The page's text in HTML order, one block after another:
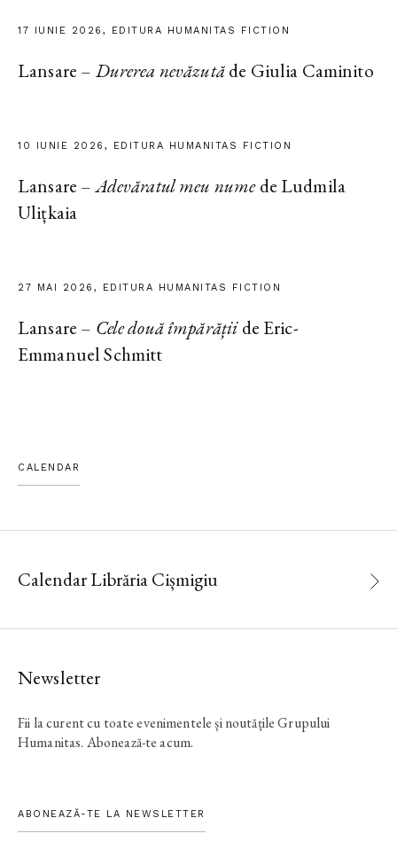
17 IUNIE 2026, EDITURA HUMANITAS FICTION
Lansare – Durerea nevăzutăde Giulia Caminito
10 IUNIE 2026, EDITURA HUMANITAS FICTION
Lansare –Adevăratul meu numede Ludmila
Ulițkaia
27 MAI 2026, EDITURA HUMANITAS FICTION
Lansare – Cele două împărățiide Eric-
Emmanuel Schmitt
CALENDAR
Calendar Librăria Cișmigiu
Newsletter
Fii la curent cu toate evenimentele și noutățile Grupului
Humanitas. Abonează-te acum.
ABONEAZĂ-TE LA NEWSLETTER